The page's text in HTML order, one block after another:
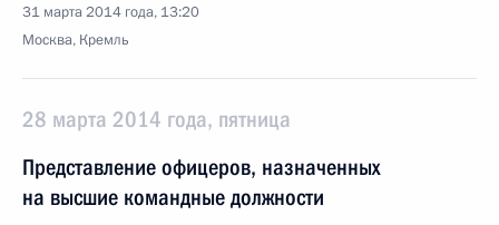
31 марта 2014 года, 13:20
Москва, Кремль
28 марта 2014 года, пятница
Представление офицеров, назначенных
на высшие командные должности